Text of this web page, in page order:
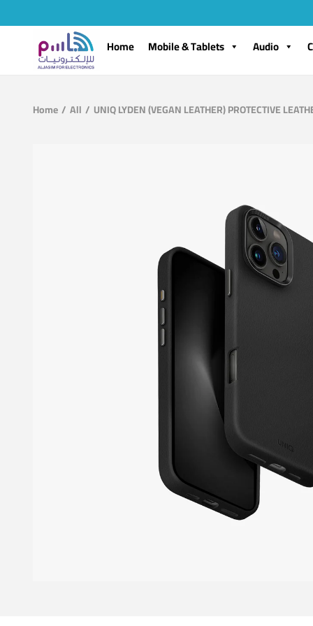
Home Mobile & Tablets Audio
Home/ All / UNIQ LYDEN (VEGAN LEATHER) PROTECTIVE